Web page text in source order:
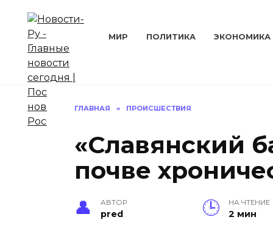
содержанию
МИР ПОЛИТИКА ЭКОНОМИКА
ГЛАВНАЯ » ПРОИСШЕСТВИЯ
«Славянский
почве
АВТОР
pred
НА ЧТЕНИЕ
2 мин